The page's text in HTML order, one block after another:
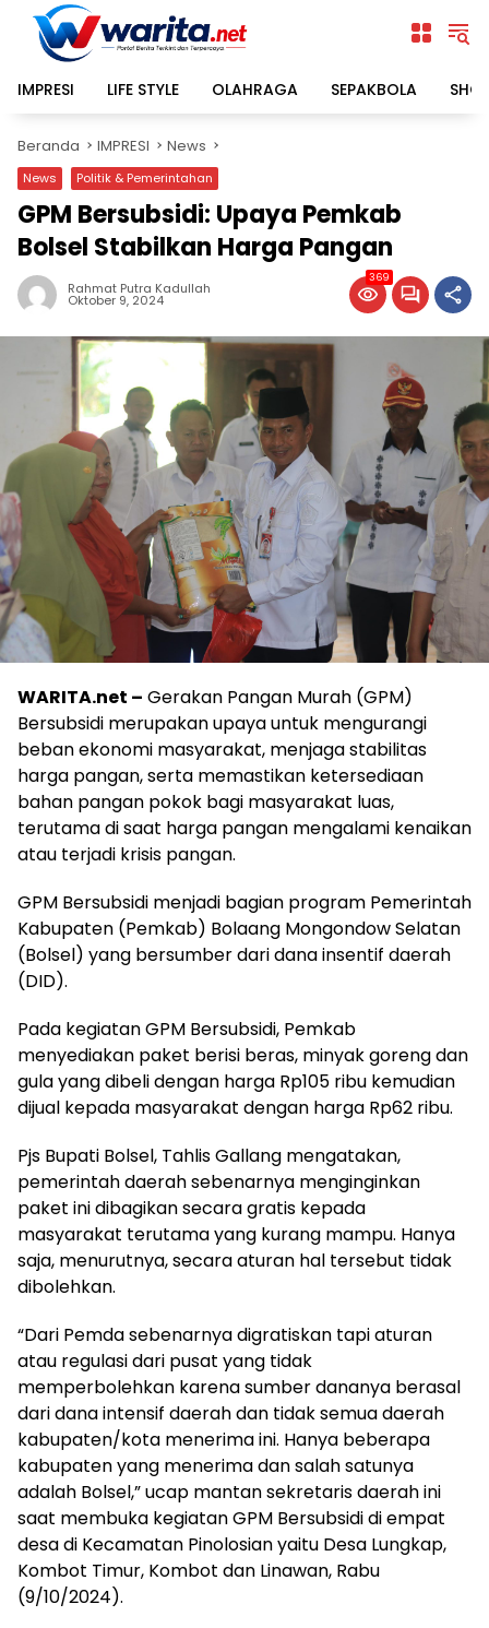
Langsung
konten
IMPRESI
LIFE STYLE OLAHRAGA SEPAKBOLA
Beranda IMPRESI News
News Politik & Pemerintahan
GPM Bersubsidi: Upaya Pemkab
Bolsel Stabilkan Harga Pangan
Rahmat Putra Kadullah
Oktober 9, 2024
369
WARITA.net – Gerakan Pangan Murah (GPM)
Bersubsidi merupakan upaya untuk mengurangi
beban ekonomi masyarakat, menjaga stabilitas
harga pangan, serta memastikan ketersediaan
bahan pangan pokok bagi masyarakat luas,
terutama di saat harga pangan mengalami kenaikan
atau terjadi krisis pangan.
GPM Bersubsidi menjadi bagian program Pemerintah
Kabupaten (Pemkab) Bolaang Mongondow Selatan
(Bolsel) yang bersumber dari dana insentif daerah
(DID).
Pada kegiatan GPM Bersubsidi, Pemkab
menyediakan paket berisi beras, minyak goreng dan
gula yang dibeli dengan harga Rp105 ribu kemudian
dijual kepada masyarakat dengan harga Rp62 ribu.
Pjs Bupati Bolsel, Tahlis Gallang mengatakan,
pemerintah daerah sebenarnya menginginkan
paket ini dibagikan secara gratis kepada
masyarakat terutama yang kurang mampu. Hanya
saja, menurutnya, secara aturan hal tersebut tidak
dibolehkan.
“Dari Pemda sebenarnya digratiskan tapi aturan
atau regulasi dari pusat yang tidak
memperbolehkan karena sumber dananya berasal
dari dana intensif daerah dan tidak semua daerah
kabupaten/kota menerima ini. Hanya beberapa
kabupaten yang menerima dan salah satunya
adalah Bolsel,” ucap mantan sekretaris daerah ini
saat membuka kegiatan GPM Bersubsidi di empat
desa di Kecamatan Pinolosian yaitu Desa Lungkap,
Kombot Timur, Kombot dan Linawan, Rabu
(9/10/2024).